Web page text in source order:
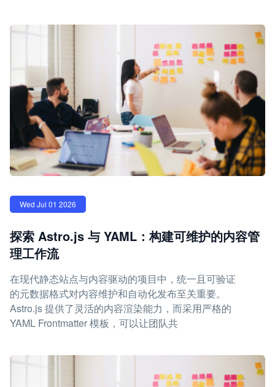
Wed Jul 01 2026
探索 Astro.js 与 YAML：构建可维护的内容管
理工作流
在现代静态站点与内容驱动的项目中，统一且可验证
的元数据格式对内容维护和自动化发布至关重要。
Astro.js 提供了灵活的内容渲染能力，而采用严格的
YAML Frontmatter 模板，可以让团队共